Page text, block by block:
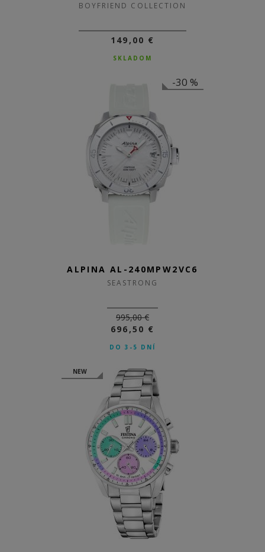
BOYFRIEND COLLECTION
149,00 €
SKLADOM
-30 %
ALPINA AL-240MPW2VC6
SEASTRONG
995,00 €
696,50 €
DO 3-5 DNÍ
NEW